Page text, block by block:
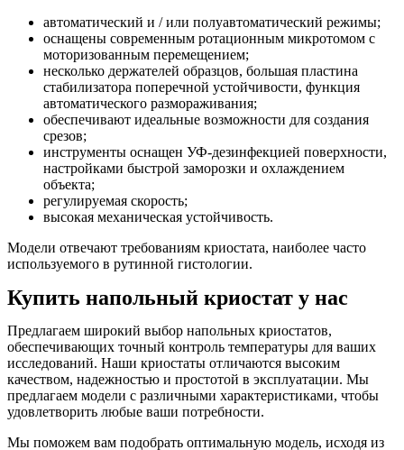
автоматический и / или полуавтоматический режимы;
оснащены современным ротационным микротомом с
моторизованным перемещением;
несколько держателей образцов, большая пластина
стабилизатора поперечной устойчивости, функция
автоматического размораживания;
обеспечивают идеальные возможности для создания
срезов;
инструменты оснащен УФ-дезинфекцией поверхности,
настройками быстрой заморозки и охлаждением
объекта;
регулируемая скорость;
высокая механическая устойчивость.
Модели отвечают требованиям криостата, наиболее часто
используемого в рутинной гистологии.
Купить напольный криостат у нас
Предлагаем широкий выбор напольных криостатов,
обеспечивающих точный контроль температуры для ваших
исследований. Наши криостаты отличаются высоким
качеством, надежностью и простотой в эксплуатации. Мы
предлагаем модели с различными характеристиками, чтобы
удовлетворить любые ваши потребности.
Мы поможем вам подобрать оптимальную модель, исходя из